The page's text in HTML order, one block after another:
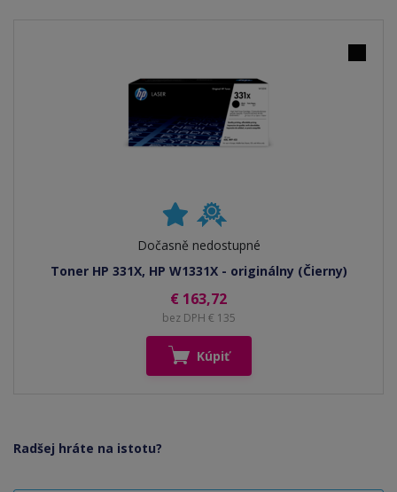
Dočasně nedostupné
Toner HP 331X, HP W1331X - originálny (Čierny)
€ 163,72
bez DPH € 135
Kúpiť
Radšej hráte na istotu?